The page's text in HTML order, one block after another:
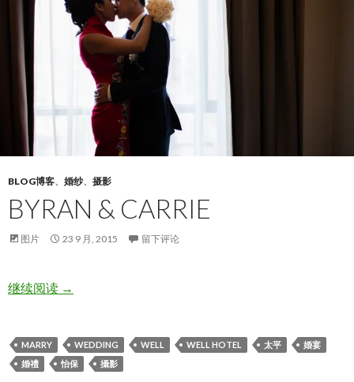
BLOG博客、 婚纱、 摄影
BYRAN & CARRIE
图片 23 9 月, 2015 留下评论
继续阅读Byran & Carrie
→
MARRY WEDDING WELL WELL HOTEL 太平
婚宴
婚禮
怡保 攝影